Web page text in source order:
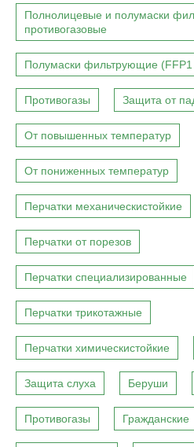
Полнолицевые и полумаски
противогазовые
Полумаски фильтрующие (FFP1
Противогазы Защита от
От повышенных температур
От пониженных температур
Перчатки механическистойкие
Перчатки от порезов
Перчатки специализированные
Перчатки трикотажные
Перчатки химическистойкие
Защита слуха Беруши
Противогазы Гражданские